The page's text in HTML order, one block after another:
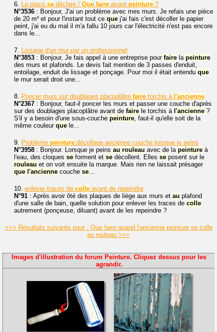
6. Le placo se déchire ! Que faire avant peinture ?
N°3536 : Bonjour, J'ai un problème avec mes murs. Je refais une pièce
de 20 m² et pour l'instant tout ce que j'ai fais c'est décoller le papier
peint, j'ai eu du mal il m'a fallu 10 jours car l'électricité n'est pas encore
dans le...
7. Lissage d'un mur par un professionnel
N°3853 : Bonjour, Je fais appel à une entreprise pour faire la peinture
des murs et plafonds. Le devis fait mention de 3 passes d'enduit,
entoilage, enduit de lissage et ponçage. Pour moi il était entendu que
le mur serait droit une...
8. Poncer murs sur doublages placoplâtre faire torchis à l'ancienne
N°2367 : Bonjour, faut-il poncer les murs et passer une couche d'après
sur des doublages placoplâtre avant de faire le torchis à l'ancienne ?
S'il y a besoin d'une sous-couche peinture, faut-il qu'elle soit de la
même couleur que le...
9. Problème peinture décollage ancienne couche lorsque je peins
N°3958 : Bonjour. Lorsque je peins au rouleau avec de la peinture à
l'eau, des cloques se forment et se décollent. Elles se posent sur le
rouleau et on voit ensuite la marque. Mais rien ne laissait présager
que l'ancienne couche se...
10. enlever traces de colle avant de repeindre
N°91 : Après avoir ôté des plaques de liège aux murs et au plafond
d'une salle de bain, quelle solution pour enlever les traces de colle
autrement (ponçeuse, diluant) avant de les repeindre ?
>>> Résultats suivants pour : Que faire quand l'ancienne peinture se colle
au rouleau >>>
Images d'illustration du forum Peinture. Cliquez dessus pour les
agrandir.